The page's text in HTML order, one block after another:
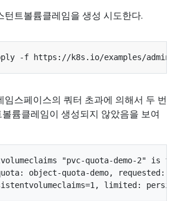
턴트볼륨클레임을 생성 시도한다.
-f https://k8s.io/examples/admin/
임스페이스의 쿼터 초과에 의해서 두 번
륨클레임이 생성되지 않았음을 보여
"pvc-quota-demo-2" is
object-quota-demo, requested: